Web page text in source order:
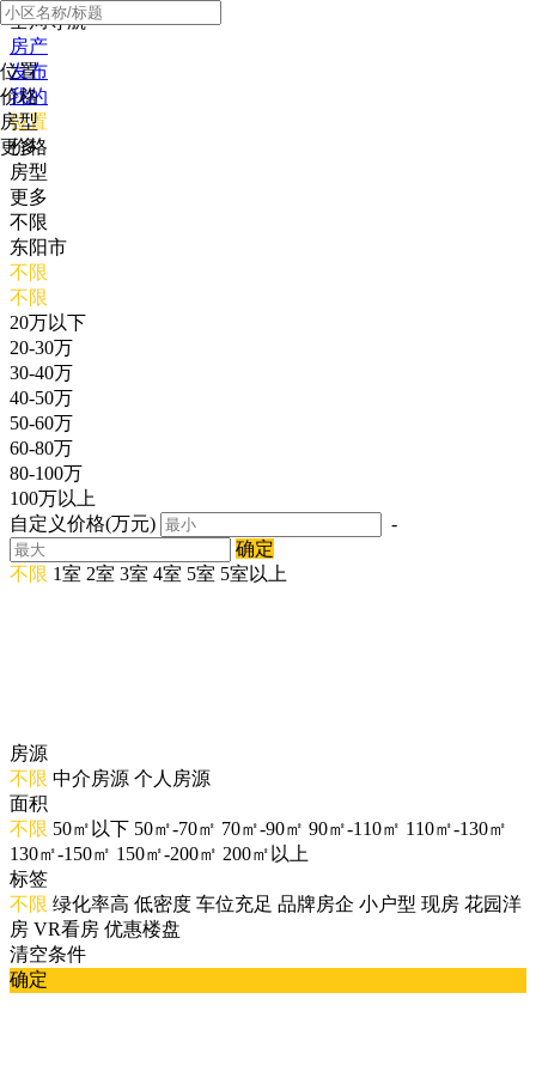
全局导航
房产
发布
我的
位置
价格
房型
更多
位置
价格
房型
更多
不限
东阳市
不限
不限
20万以下
20-30万
30-40万
40-50万
50-60万
60-80万
80-100万
100万以上
自定义价格(万元)
-
确定
不限 1室 2室 3室 4室 5室 5室以上
房源
不限 中介房源 个人房源
面积
不限 50㎡以下 50㎡-70㎡ 70㎡-90㎡ 90㎡-110㎡ 110㎡-130㎡
130㎡-150㎡ 150㎡-200㎡ 200㎡以上
标签
不限 绿化率高 低密度 车位充足 品牌房企 小户型 现房 花园洋
房 VR看房 优惠楼盘
清空条件
确定